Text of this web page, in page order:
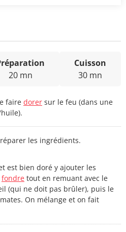
20 mn
Cuisson
30 mn
faire dorer sur le feu (dans une
les ingrédients.
est bien doré y ajouter les
fondre tout en remuant avec le
(qui ne doit pas brûler), puis le
On mélange et on fait